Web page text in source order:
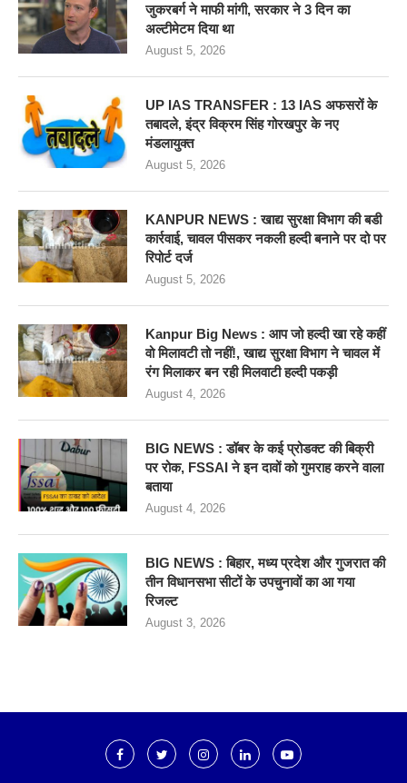
जुकरबर्ग ने माफी मांगी, सरकार ने 3 दिन का
अल्टीमेटम दिया था
August 5, 2026
UP IAS TRANSFER : 13 IAS अफसरों के
तबादले, इंद्र विक्रम सिंह गोरखपुर के नए
मंडलायुक्त
August 5, 2026
KANPUR NEWS : खाद्य सुरक्षा विभाग की बडी
कार्रवाई, चावल पीसकर नकली हल्दी बनाने पर दो पर
रिपोर्ट दर्ज
August 5, 2026
Kanpur Big News : आप जो हल्दी खा रहे कहीं
वो मिलावटी तो नहीं!, खाद्य सुरक्षा विभाग ने चावल में
रंग मिलाकर बन रही मिलवाटी हल्दी पकड़ी
August 4, 2026
BIG NEWS : डॉबर के कई प्रोडक्ट की बिक्री
पर रोक, FSSAI ने इन दावों को गुमराह करने वाला
बताया
August 4, 2026
BIG NEWS : बिहार, मध्य प्रदेश और गुजरात की
तीन विधानसभा सीटों के उपचुनावों का आ गया
रिजल्ट
August 3, 2026